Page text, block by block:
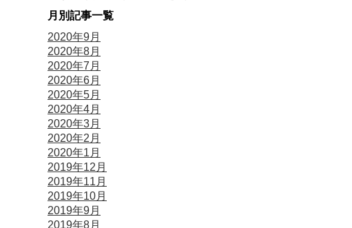
月別記事一覧
2020年9月
2020年8月
2020年7月
2020年6月
2020年5月
2020年4月
2020年3月
2020年2月
2020年1月
2019年12月
2019年11月
2019年10月
2019年9月
2019年8月